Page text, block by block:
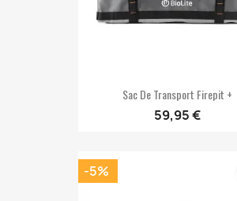
Sac De Transport Firepit +
59,95 €
-5%